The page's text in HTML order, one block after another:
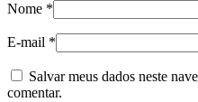
Nome *
E-mail *
Salvar meus dados neste
comentar.